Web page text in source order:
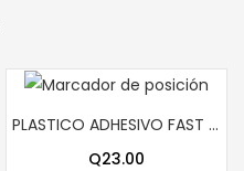
PLASTICO ADHESIVO FAST ROLLO TECNO VERDE
Q23.00